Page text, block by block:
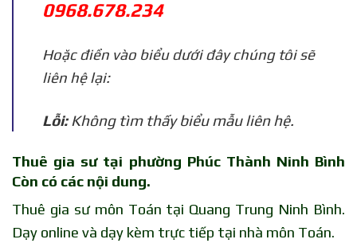
0968.678.234
Hoặc điền vào biểu dưới đây chúng tôi sẽ
liên hệ lại:
Lỗi:Không tìm thấy biểu mẫu liên hệ.
Thuê gia sư tại phường Phúc Thành Ninh Bình
Còn có các nội dung.
Thuê gia sư môn Toán tại Quang Trung Ninh Bình.
Dạy online và dạy kèm trực tiếp tại nhà môn Toán.